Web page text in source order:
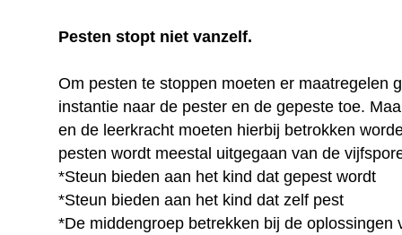
Pesten stopt niet vanzelf.
Om pesten te stoppen moeten er maatregelen
instantie naar de pester en de gepeste toe.
en de leerkracht moeten hierbij betrokken
pesten wordt meestal uitgegaan van de
*Steun bieden aan het kind dat gepest wordt
*Steun bieden aan het kind dat zelf pest
*De middengroep betrekken bij de oplossingen